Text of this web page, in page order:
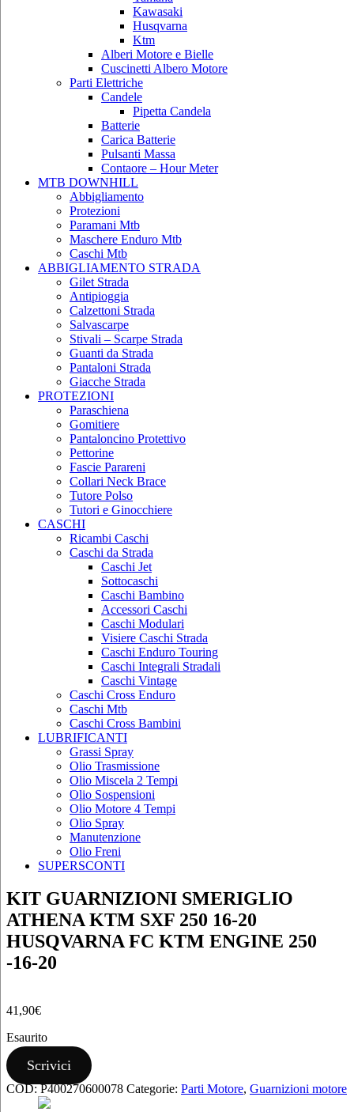
Kawasaki
Husqvarna
Ktm
Alberi Motore e Bielle
Cuscinetti Albero Motore
Parti Elettriche
Candele
Pipetta Candela
Batterie
Carica Batterie
Pulsanti Massa
Contaore – Hour Meter
MTB DOWNHILL
Abbigliamento
Protezioni
Paramani Mtb
Maschere Enduro Mtb
Caschi Mtb
ABBIGLIAMENTO STRADA
Gilet Strada
Antipioggia
Calzettoni Strada
Salvascarpe
Stivali – Scarpe Strada
Guanti da Strada
Pantaloni Strada
Giacche Strada
PROTEZIONI
Paraschiena
Gomitiere
Pantaloncino Protettivo
Pettorine
Fascie Parareni
Collari Neck Brace
Tutore Polso
Tutori e Ginocchiere
CASCHI
Ricambi Caschi
Caschi da Strada
Caschi Jet
Sottocaschi
Caschi Bambino
Accessori Caschi
Caschi Modulari
Visiere Caschi Strada
Caschi Enduro Touring
Caschi Integrali Stradali
Caschi Vintage
Caschi Cross Enduro
Caschi Mtb
Caschi Cross Bambini
LUBRIFICANTI
Grassi Spray
Olio Trasmissione
Olio Miscela 2 Tempi
Olio Sospensioni
Olio Motore 4 Tempi
Olio Spray
Manutenzione
Olio Freni
SUPERSCONTI
KIT GUARNIZIONI SMERIGLIO
ATHENA KTM SXF 250 16-20
HUSQVARNA FC KTM ENGINE 250
-16-20
41,90€
Esaurito
Scrivici
COD:P400270600078 Categorie: Parti Motore, Guarnizioni motore